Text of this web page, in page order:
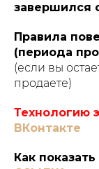
завершился
Правила
(периода
(если вы
продаете)
Технологию
ВКонтакте
Как